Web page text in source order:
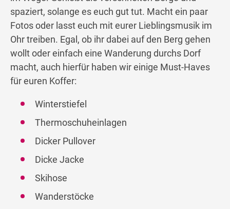
spaziert, solange es euch gut tut. Macht ein paar
Fotos oder lasst euch mit eurer Lieblingsmusik im
Ohr treiben. Egal, ob ihr dabei auf den Berg gehen
wollt oder einfach eine Wanderung durchs Dorf
macht, auch hierfür haben wir einige Must-Haves
für euren Koffer:
Winterstiefel
Thermoschuheinlagen
Dicker Pullover
Dicke Jacke
Skihose
Wanderstöcke